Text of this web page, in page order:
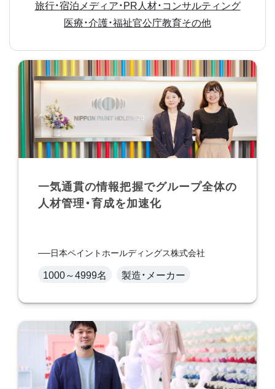
旅行・宿泊 メディア・PR人材・コンサルティング
医療・介護・福祉官公庁教育その他
一気通貫の情報把握でグループ全体の
人材管理・育成を加速化
日本ペイントホールディングス株式会社
1000～4999名 製造・メーカー